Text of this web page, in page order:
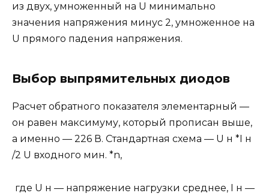
из двух, умноженный на U минимально
значения напряжения минус 2, умноженное на
U прямого падения напряжения.
Выбор выпрямительных диодов
Расчет обратного показателя элементарный —
он равен максимуму, который прописан выше,
а именно — 226 В. Стандартная схема — U н *I н
/2 U входного мин. *n,
где U н — напряжение нагрузки среднее, I н —